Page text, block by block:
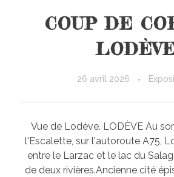
COUP DE
26 avril 2026
Vue de Lodève. LODÈVE Au
l'Escalette, sur l'autoroute A75,
entre le Larzac et le lac du
de deux rivières.Ancienne cité